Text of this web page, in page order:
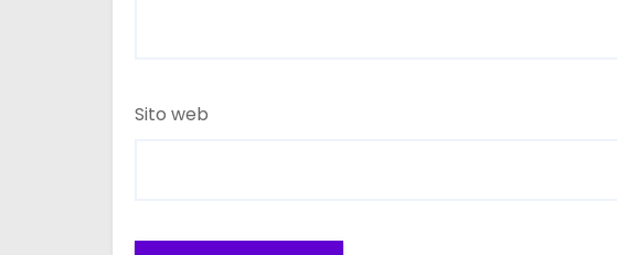
Sito web